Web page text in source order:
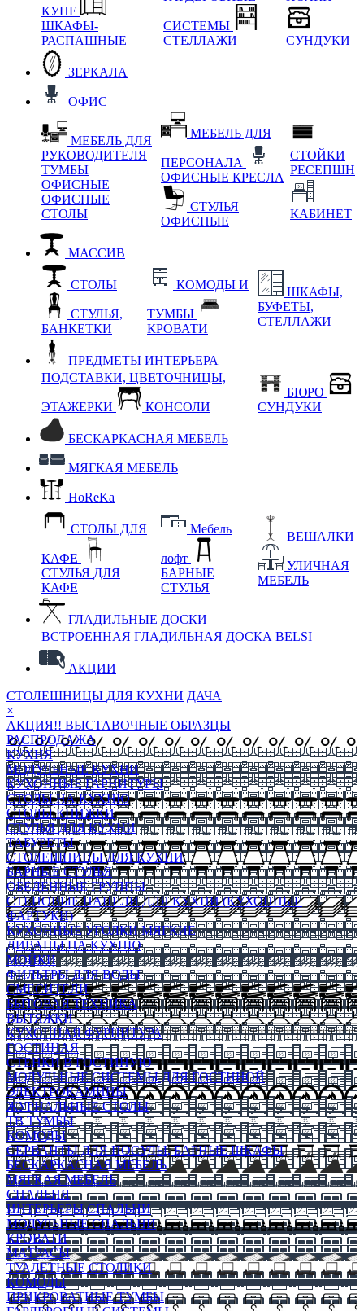
КУПЕ
ШКАФЫ-
РАСПАШНЫЕ
СИСТЕМЫ
СТЕЛЛАЖИ
СУНДУКИ
ЗЕРКАЛА
ОФИС
МЕБЕЛЬ ДЛЯ
РУКОВОДИТЕЛЯ
ТУМБЫ
ОФИСНЫЕ
ОФИСНЫЕ
СТОЛЫ
МЕБЕЛЬ ДЛЯ
ПЕРСОНАЛА
ОФИСНЫЕ КРЕСЛА
СТУЛЬЯ
ОФИСНЫЕ
СТОЙКИ
РЕСЕПШН
КАБИНЕТ
МАССИВ
СТОЛЫ
СТУЛЬЯ,
БАНКЕТКИ
КОМОДЫ И
ТУМБЫ
КРОВАТИ
ШКАФЫ,
БУФЕТЫ,
СТЕЛЛАЖИ
ПРЕДМЕТЫ ИНТЕРЬЕРА
ПОДСТАВКИ, ЦВЕТОЧНИЦЫ,
ЭТАЖЕРКИ КОНСОЛИ
БЮРО
СУНДУКИ
БЕСКАРКАСНАЯ МЕБЕЛЬ
МЯГКАЯ МЕБЕЛЬ
HoReKa
СТОЛЫ ДЛЯ
КАФЕ
СТУЛЬЯ ДЛЯ
КАФЕ
Мебель
лофт
БАРНЫЕ
СТУЛЬЯ
ВЕШАЛКИ
УЛИЧНАЯ
МЕБЕЛЬ
ГЛАДИЛЬНЫЕ ДОСКИ
ВСТРОЕННАЯ ГЛАДИЛЬНАЯ ДОСКА BELSI
АКЦИИ
СТОЛЕШНИЦЫ ДЛЯ КУХНИ ДАЧА
×
АКЦИЯ!! ВЫСТАВОЧНЫЕ ОБРАЗЦЫ
РАСПРОДАЖА
КУХНЯ
МОДУЛЬНЫЕ КУХНИ
КУХОННЫЕ ГАРНИТУРЫ
СТОЛЫ НА КУХНЮ
СТОЛЫ КНИЖКИ
СТУЛЬЯ ДЛЯ КУХНИ
ТАБУРЕТЫ
СТОЛЕШНИЦЫ ДЛЯ КУХНИ
БАРНЫЕ СТУЛЬЯ
ОБЕДЕННЫЕ ГРУППЫ
СТЕНОВЫЕ ПАНЕЛИ ДЛЯ КУХНИ (КУХОННЫЕ
ФАРТУКИ)
КУХОННЫЕ УГОЛКИ МЯГКИЕ
ДИВАНЫ НА КУХНЮ
МОЙКИ
ФИЛЬТРЫ ДЛЯ ВОДЫ
СМЕСИТЕЛИ
БЫТОВАЯ ТЕХНИКА
ВЫТЯЖКИ
КУХОННАЯ ФУРНИТУРА
ГОСТИНАЯ
СТЕНКИ В ГОСТИНУЮ
МОДУЛЬНЫЕ СИСТЕМЫ ДЛЯ ГОСТИНОЙ
ЭЛЕКТРОКАМИНЫ
ЖУРНАЛЬНЫЕ СТОЛЫ
ТВ ТУМБЫ
КОМОДЫ
СЕРВАНТЫ ДЛЯ ПОСУДЫ, БАРНЫЕ ШКАФЫ
БЕСКАРКАСНАЯ МЕБЕЛЬ
МЯГКАЯ МЕБЕЛЬ
СПАЛЬНЯ
ИНТЕРЬЕРЫ СПАЛЬНИ
МОДУЛЬНЫЕ СПАЛЬНИ
КРОВАТИ
МАТРАСЫ
ТУАЛЕТНЫЕ СТОЛИКИ
КОМОДЫ
ПРИКРОВАТНЫЕ ТУМБЫ